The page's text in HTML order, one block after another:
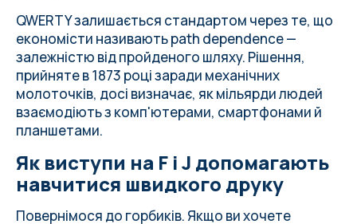
QWERTY залишається стандартом через те, що
економісти називають path dependence —
залежністю від пройденого шляху. Рішення,
прийняте в 1873 році заради механічних
молоточків, досі визначає, як мільярди людей
взаємодіють з комп'ютерами, смартфонами й
планшетами.
Як виступи на F і J допомагають
навчитися швидкого друку
Повернімося до горбиків. Якщо ви хочете